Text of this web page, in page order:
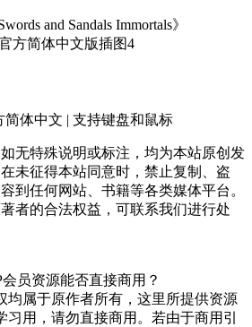
简体中文 | 支持键盘和鼠标
无特殊说明或标注，均为本站原创发
未征得本站同意时，禁止复制、盗
到任何网站、书籍等各类媒体平台。
者的合法权益，可联系我们进行处
员资源能否直接商用？
均属于原作者所有，这里所提供资源
习用，请勿直接商用。若由于商用引